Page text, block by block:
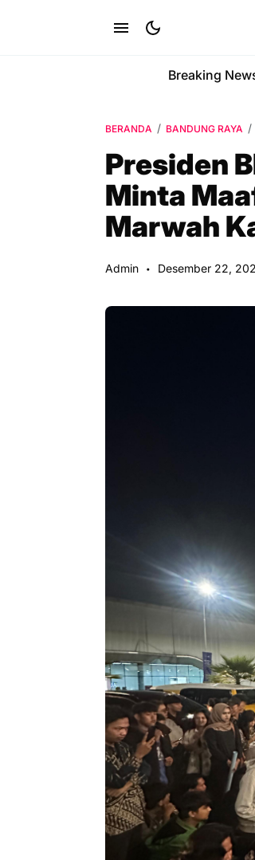
Breaking
BERANDA BANDUNG RAYA
Presiden
Minta
Marwah
Admin Desember 22,